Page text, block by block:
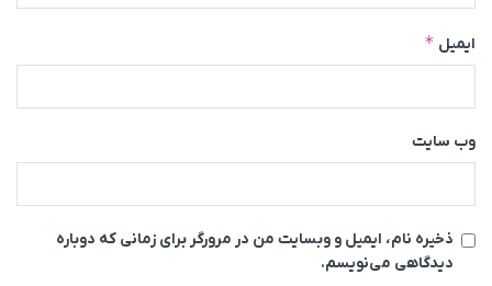
ایمیل *
وب‌ سایت
ذخیره نام، ایمیل و وبسایت من در مرورگر برای زمانی که دوباره
دیدگاهی می‌نویسم.